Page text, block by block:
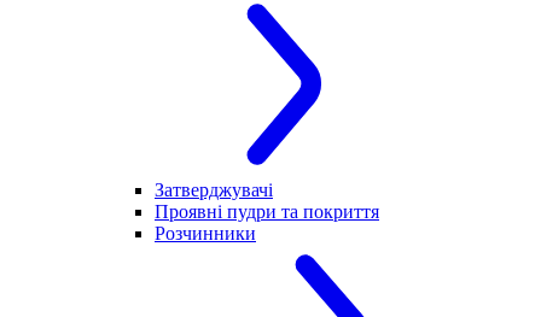
Затверджувачі
Проявні пудри та покриття
Розчинники